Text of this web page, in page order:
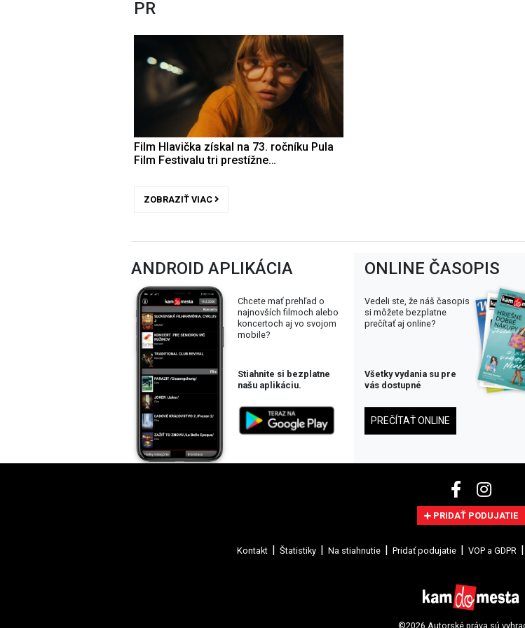
PR
Film Hlavička získal na 73. ročníku Pula
Film Festivalu tri prestížne…
ZOBRAZIŤ VIAC
ANDROID APLIKÁCIA
Chcete mať prehľad o
najnovších filmoch alebo
koncertoch aj vo svojom
mobile?
Stiahnite si bezplatne
našu aplikáciu.
ONLINE ČASOPIS
Vedeli ste, že náš časopis
si môžete bezplatne
prečítať aj online?
Všetky vydania su pre
vás dostupné
PREČÍTAŤ ONLINE
PRIDAŤ PODUJATIE
Kontakt Štatistiky Na stiahnutie Pridať podujatie VOP a GDPR
©2026 Autorské práva sú